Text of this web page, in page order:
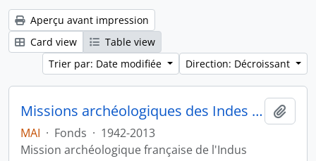
Aperçu avant impression
Card view
Table view
Trier par: Date modifiée
Direction: Décroissant
Missions archéologiques des Indes et de l'Indus
MAI · Fonds · 1942-2013
Mission archéologique française de l'Indus